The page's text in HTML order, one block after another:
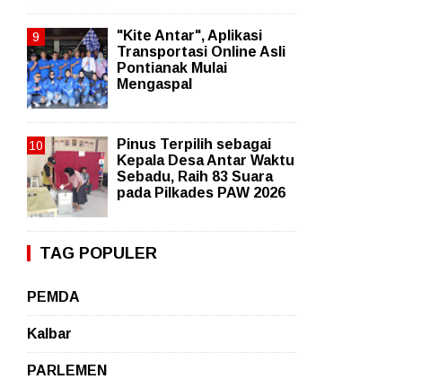
"Kite Antar", Aplikasi
Transportasi Online Asli
Pontianak Mulai
Mengaspal
Pinus Terpilih sebagai
Kepala Desa Antar Waktu
Sebadu, Raih 83 Suara
pada Pilkades PAW 2026
TAG POPULER
PEMDA
Kalbar
PARLEMEN